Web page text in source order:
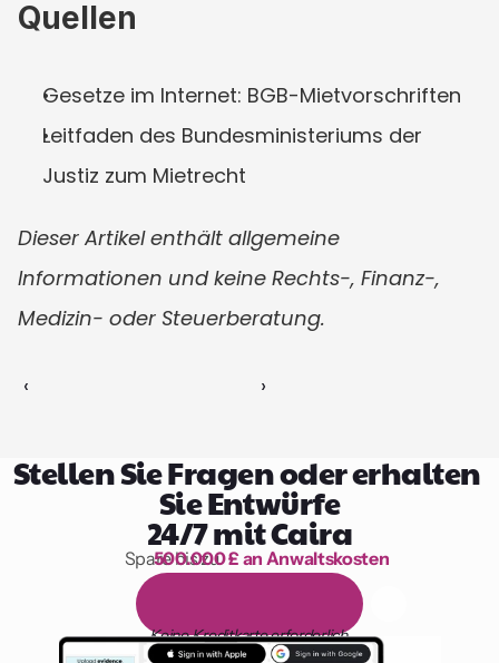
Quellen
Gesetze im Internet: BGB-Mietvorschriften
Leitfaden des Bundesministeriums der
Justiz zum Mietrecht
Dieser Artikel enthält allgemeine
Informationen und keine Rechts-, Finanz-,
Medizin- oder Steuerberatung.
‹ ›
Stellen Sie Fragen oder erhalten
Sie Entwürfe
24/7 mit Caira
1.000 Stunden Lesen
Spare bis zu
500.000 £ an Anwaltskosten
äg on
Keine Kreditkarte erforderlich